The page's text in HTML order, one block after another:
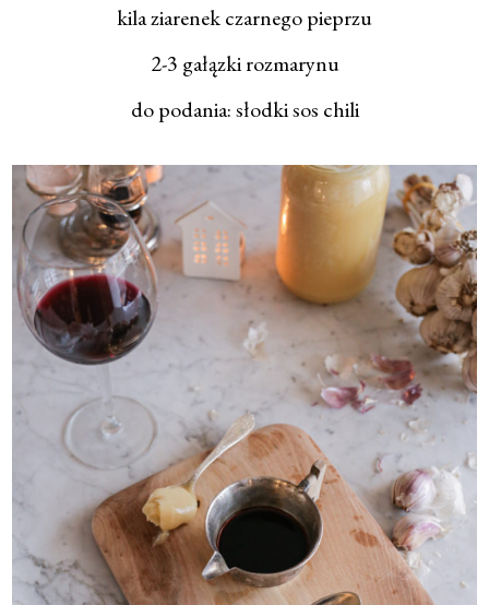
kila ziarenek czarnego pieprzu
2-3 gałązki rozmarynu
do podania: słodki sos chili